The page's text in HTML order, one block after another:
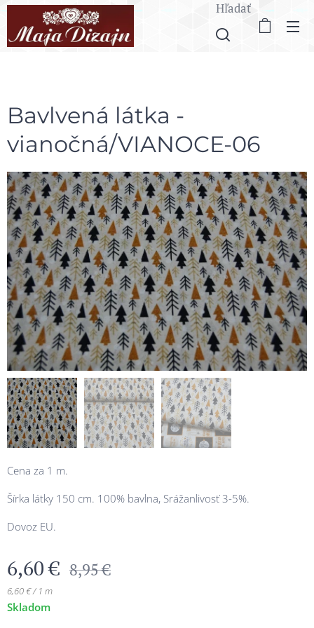
Hľadať
Bavlvená látka -
vianočná/VIANOCE-06
Cena za 1 m.
Šírka látky 150 cm. 100% bavlna, Srážanlivosť 3-5%.
Dovoz EU.
6,60€ 8,95€
6,60 € / 1 m
Skladom